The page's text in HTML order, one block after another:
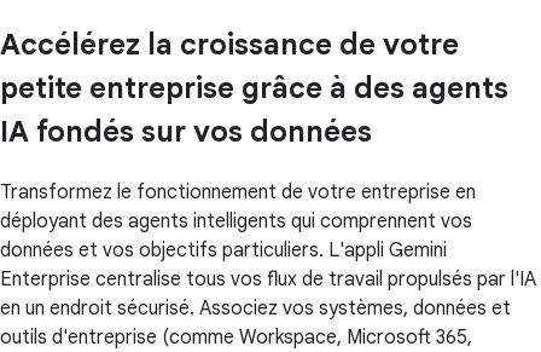
Accélérez la croissance de votre
petite entreprise grâce à des agents
IA fondés sur vos données
Transformez le fonctionnement de votre entreprise en
déployant des agents intelligents qui comprennent vos
données et vos objectifs particuliers. L'appli Gemini
Enterprise centralise tous vos flux de travail propulsés par l'IA
en un endroit sécurisé. Associez vos systèmes, données et
outils d'entreprise (comme Workspace, Microsoft 365,